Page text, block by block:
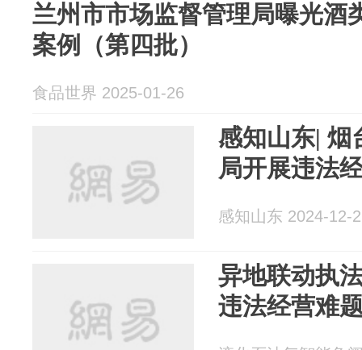
兰州市市场监督管理局曝光酒
案例（第四批）
食品世界 2025-01-26
感知山东| 烟
局开展违法
感知山东 2024-12-
异地联动执
违法经营难